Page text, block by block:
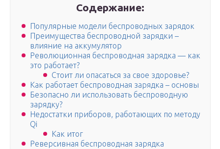
Содержание:
Популярные модели беспроводных зарядок
Преимущества беспроводной зарядки –
влияние на аккумулятор
Революционная беспроводная зарядка — как
это работает?
Стоит ли опасаться за свое здоровье?
Как работает беспроводная зарядка – основы
Безопасно ли использовать беспроводную
зарядку?
Недостатки приборов, работающих по методу
Qi
Как итог
Реверсивная беспроводная зарядка